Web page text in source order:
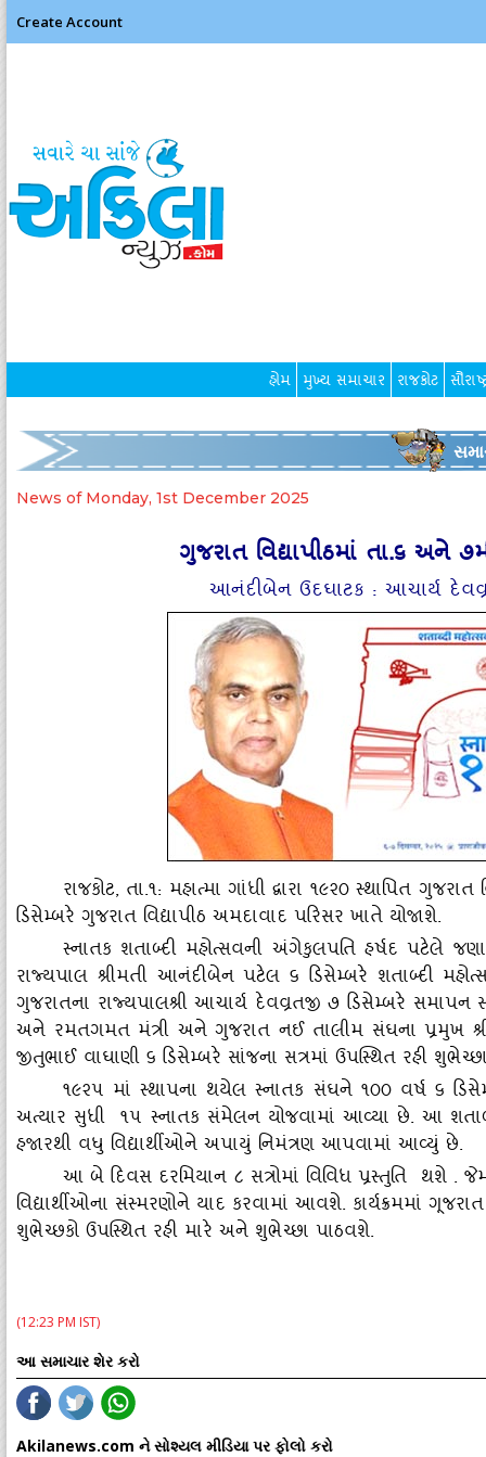
Create Account
હોમ મુખ્ય સમાચાર રાજકોટ
News of Monday, 1st December 2025
ગુજરાત વિદ્યાપીઠમાં તા.૬ અને
આનંદીબેન ઉદઘાટક : આચાર્ય
રાજકોટ, તા.૧: મહાત્‍મા ગાંધી દ્વારા ૧૯૨૦ સ્‍થાપિત
ડિસેમ્‍બરે ગુજરાત વિદ્યાપીઠ અમદાવાદ પરિસર ખાતે યોજાશે.
સ્‍નાતક શતાબ્‍દી મહોત્‍સવની અંગેકુલપતિ હર્ષદ પટેલે
રાજ્‍યપાલ શ્રીમતી આનંદીબેન પટેલ ૬ ડિસેમ્‍બરે શતાબ્‍દી
ગુજરાતના રાજ્‍યપાલશ્રી આચાર્ય દેવવ્રતજી ૭ ડિસેમ્‍બરે સમાપન
અને રમતગમત મંત્રી અને ગુજરાત નઈ તાલીમ સંઘના પ્રમુખ
જીતુભાઈ વાઘાણી ૬ ડિસેમ્‍બરે સાંજના સત્રમાં ઉપસ્‍થિત રહી
૧૯૨૫ માં સ્‍થાપના થયેલ સ્‍નાતક સંઘને ૧૦૦ વર્ષ ૬
અત્‍યાર સુધી ૧૫ સ્‍નાતક સંમેલન યોજવામાં આવ્‍યા છે. આ
હજારથી વધુ વિદ્યાર્થીઓને અપાયું નિમંત્રણ આપવામાં આવ્‍યું છે.
આ બે દિવસ દરમિયાન ૮ સત્રોમાં વિવિધ પ્રસ્‍તુતિ થશે .
વિદ્યાર્થીઓના સંસ્‍મરણોને યાદ કરવામાં આવશે. કાર્યક્રમમાં
શુભેચ્‍છકો ઉપસ્‍થિત રહી મારે અને શુભેચ્‍છા પાઠવશે.
(12:23 PM IST)
આ સમાચાર શેર કરો
Akilanews.com ને સોશ્યલ મીડિયા પર ફોલો કરો